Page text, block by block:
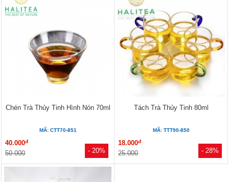
- 20%
Chén Trà Thủy Tinh Hình Nón 70ml
MÃ: CTT70-851
40.000đ
50.000 - 28%
Tách Trà Thủy Tinh 80ml
MÃ: TTT90-850
18.000đ
25.000